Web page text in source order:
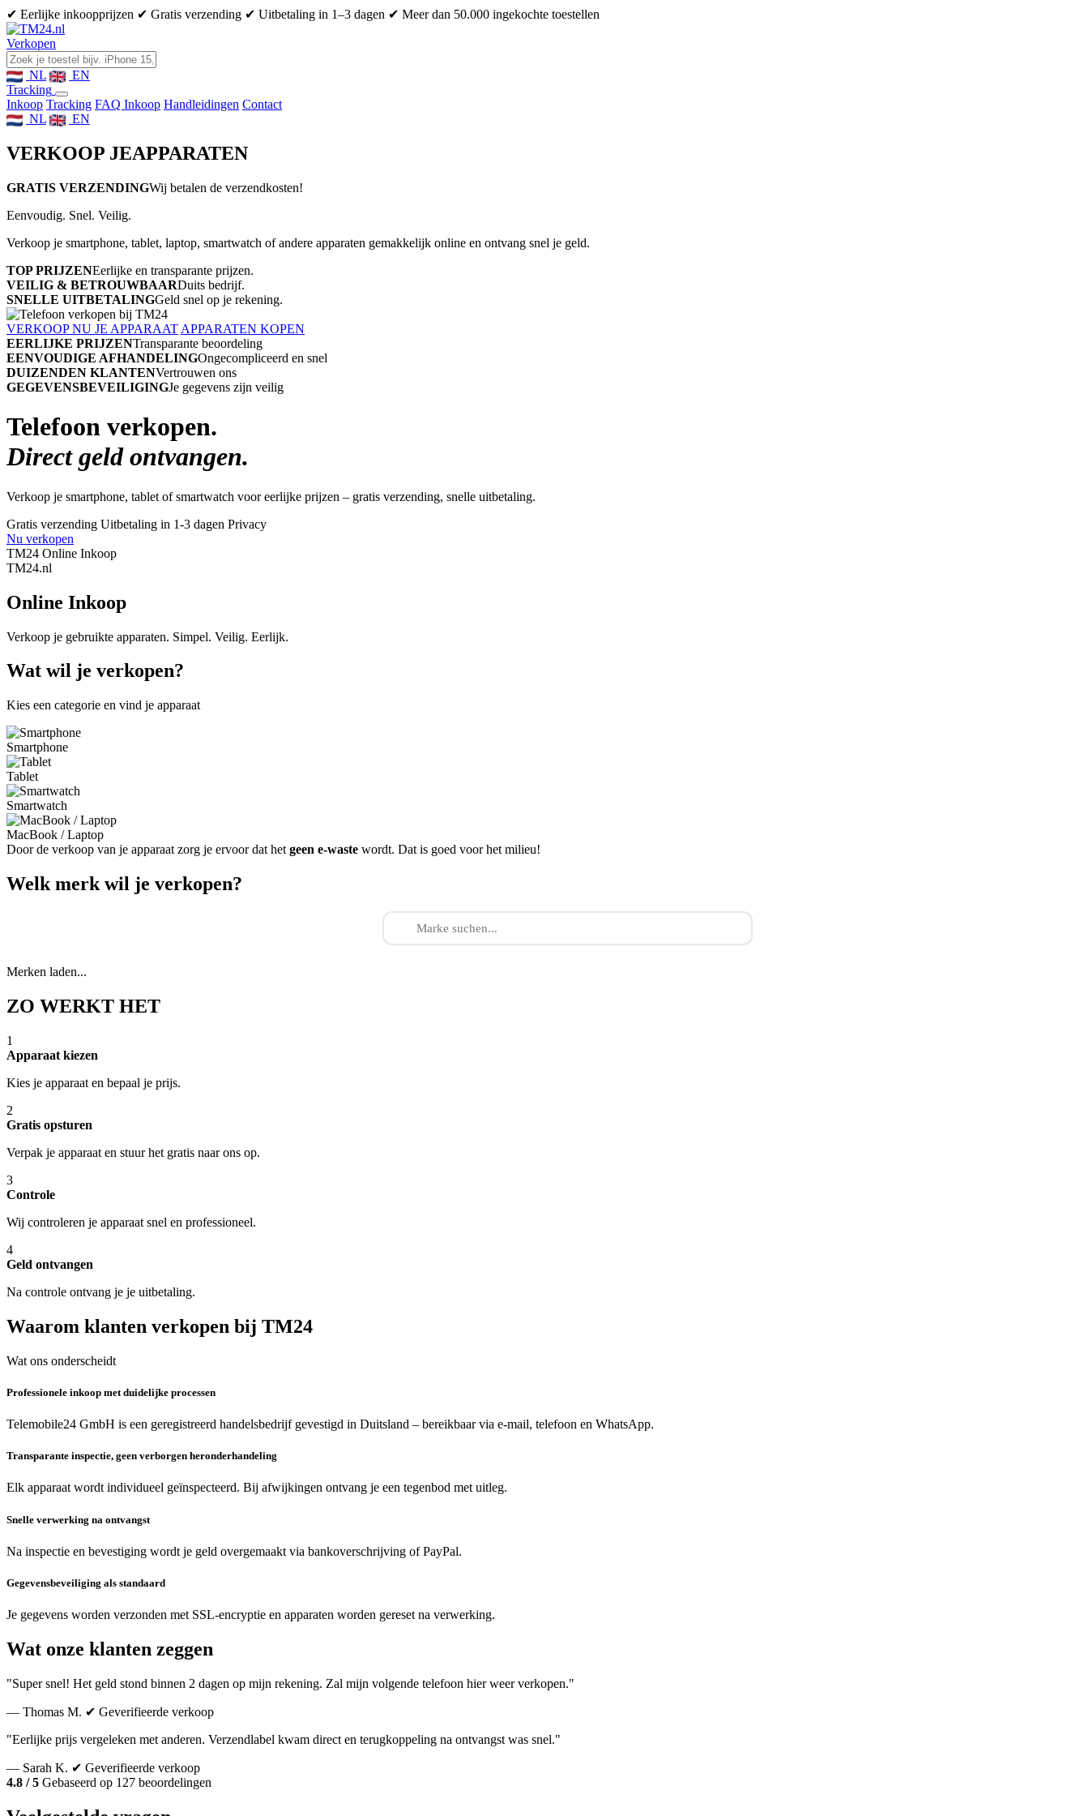
✔ Eerlijke inkoopprijzen ✔ Gratis verzending ✔ Uitbetaling in 1–3 dagen ✔ Meer dan 50.000 ingekochte toestellen
Verkopen
NL
EN
Tracking
Inkoop Tracking FAQ Inkoop Handleidingen Contact
NL
EN
VERKOOP JEAPPARATEN
GRATIS VERZENDINGWij betalen de verzendkosten!
Eenvoudig. Snel. Veilig.
Verkoop je smartphone, tablet, laptop, smartwatch of andere apparaten gemakkelijk online en ontvang snel je geld.
TOP PRIJZENEerlijke en transparante prijzen.
VEILIG & BETROUWBAARDuits bedrijf.
SNELLE UITBETALINGGeld snel op je rekening.
VERKOOP NU JE APPARAAT APPARATEN KOPEN
EERLIJKE PRIJZENTransparante beoordeling
EENVOUDIGE AFHANDELINGOngecompliceerd en snel
DUIZENDEN KLANTENVertrouwen ons
GEGEVENSBEVEILIGINGJe gegevens zijn veilig
Telefoon verkopen.
Direct geld ontvangen.
Verkoop je smartphone, tablet of smartwatch voor eerlijke prijzen – gratis verzending, snelle uitbetaling.
Gratis verzending Uitbetaling in 1-3 dagen Privacy
Nu verkopen
TM24 Online Inkoop
TM24.nl
Online Inkoop
Verkoop je gebruikte apparaten. Simpel. Veilig. Eerlijk.
Wat wil je verkopen?
Kies een categorie en vind je apparaat
Smartphone
Tablet
Smartwatch
MacBook / Laptop
Door de verkoop van je apparaat zorg je ervoor dat het geen e-waste wordt. Dat is goed voor het milieu!
Welk merk wil je verkopen?
Merken laden...
ZO WERKT HET
1
Apparaat kiezen
Kies je apparaat en bepaal je prijs.
2
Gratis opsturen
Verpak je apparaat en stuur het gratis naar ons op.
3
Controle
Wij controleren je apparaat snel en professioneel.
4
Geld ontvangen
Na controle ontvang je je uitbetaling.
Waarom klanten verkopen bij TM24
Wat ons onderscheidt
Professionele inkoop met duidelijke processen
Telemobile24 GmbH is een geregistreerd handelsbedrijf gevestigd in Duitsland – bereikbaar via e-mail, telefoon en WhatsApp.
Transparante inspectie, geen verborgen heronderhandeling
Elk apparaat wordt individueel geïnspecteerd. Bij afwijkingen ontvang je een tegenbod met uitleg.
Snelle verwerking na ontvangst
Na inspectie en bevestiging wordt je geld overgemaakt via bankoverschrijving of PayPal.
Gegevensbeveiliging als standaard
Je gegevens worden verzonden met SSL-encryptie en apparaten worden gereset na verwerking.
Wat onze klanten zeggen
"Super snel! Het geld stond binnen 2 dagen op mijn rekening. Zal mijn volgende telefoon hier weer verkopen."
— Thomas M. ✔ Geverifieerde verkoop
"Eerlijke prijs vergeleken met anderen. Verzendlabel kwam direct en terugkoppeling na ontvangst was snel."
— Sarah K. ✔ Geverifieerde verkoop
4.8 / 5 Gebaseerd op 127 beoordelingen